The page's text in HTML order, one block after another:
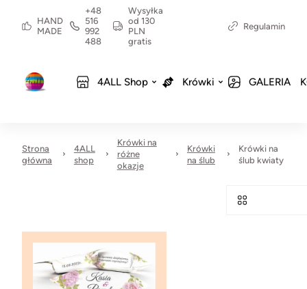
HAND
MADE
+48
516
992
488
Wysyłka
od 130
PLN
gratis
Regulamin
4ALL Shop Krówki GALERIA
Strona
główna
4ALL
shop
Krówki na
różne
okazje
Krówki
na ślub
Krówki na
ślub kwiaty